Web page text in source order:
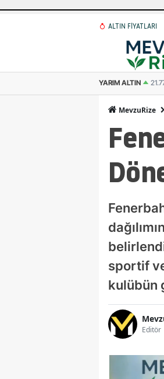
ALTIN FİYATLARI
YARIM ALTIN
MevzuRize
sportif
kulübün
Editör